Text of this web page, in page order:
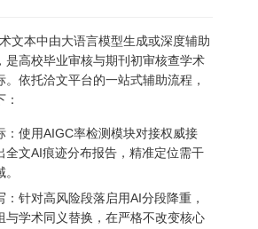
文本中由大语言模型生成或深度辅助
是高校毕业审核与期刊初审核查学术
。依托洽文平台的一站式辅助流程，
：使用AIGC率检测模块对接权威接
全文AI痕迹分布报告，精准定位需干
：针对高风险段落启用AI分段降重，
与学术同义替换，在严格不改变核心